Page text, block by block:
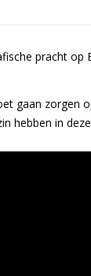
gaan zorgen
hebben in